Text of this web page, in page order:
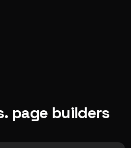
page builders